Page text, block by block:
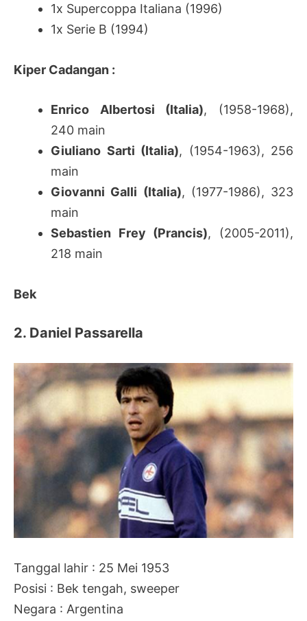
1x Supercoppa Italiana (1996)
1x Serie B (1994)
Kiper Cadangan :
Enrico Albertosi (Italia), (1958-1968),
240 main
Giuliano Sarti (Italia), (1954-1963), 256
main
Giovanni Galli (Italia), (1977-1986), 323
main
Sebastien Frey (Prancis), (2005-2011),
218 main
Bek
2. Daniel Passarella
Tanggal lahir : 25 Mei 1953
Posisi : Bek tengah, sweeper
Negara : Argentina